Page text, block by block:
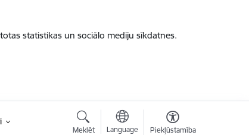
statistikas un sociālo mediju sīkdatnes.
Meklēt Language Piekļūstamība